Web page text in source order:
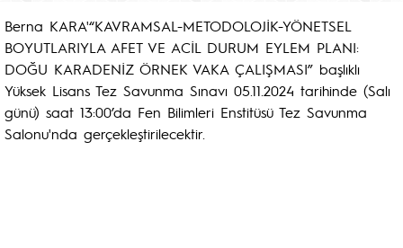
Berna KARA'“KAVRAMSAL-METODOLOJİK-YÖNETSEL
BOYUTLARIYLA AFET VE ACİL DURUM EYLEM PLANI:
DOĞU KARADENİZ ÖRNEK VAKA ÇALIŞMASI” başlıklı
Yüksek Lisans Tez Savunma Sınavı 05.11.2024 tarihinde (Salı
günü) saat 13:00’da Fen Bilimleri Enstitüsü Tez Savunma
Salonu'nda gerçekleştirilecektir.